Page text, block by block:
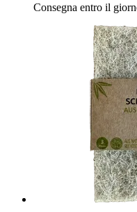
Consegna entro il